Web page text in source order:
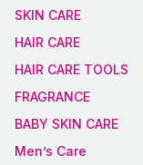
SKIN CARE
HAIR CARE
HAIR CARE TOOLS
FRAGRANCE
BABY SKIN CARE
Men’s Care